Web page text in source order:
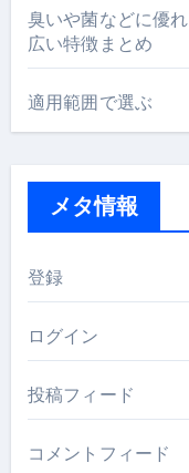
臭いや菌などに優
広い特徴まとめ
適用範囲で選ぶ
メタ情報
登録
ログイン
投稿フィード
コメントフィード